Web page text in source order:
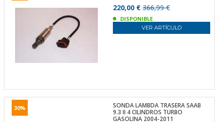
220,00 €366,99 €
DISPONIBLE
VER ARTÍCULO
30%
SONDA LAMBDA TRASERA SAAB
9.3 II 4 CILINDROS TURBO
GASOLINA 2004-2011